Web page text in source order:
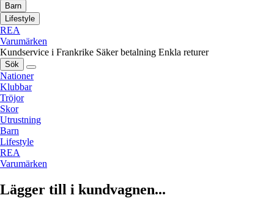
Barn
Lifestyle
REA
Varumärken
Kundservice i Frankrike Säker betalning Enkla returer
Sök
Nationer
Klubbar
Tröjor
Skor
Utrustning
Barn
Lifestyle
REA
Varumärken
Lägger till i kundvagnen...